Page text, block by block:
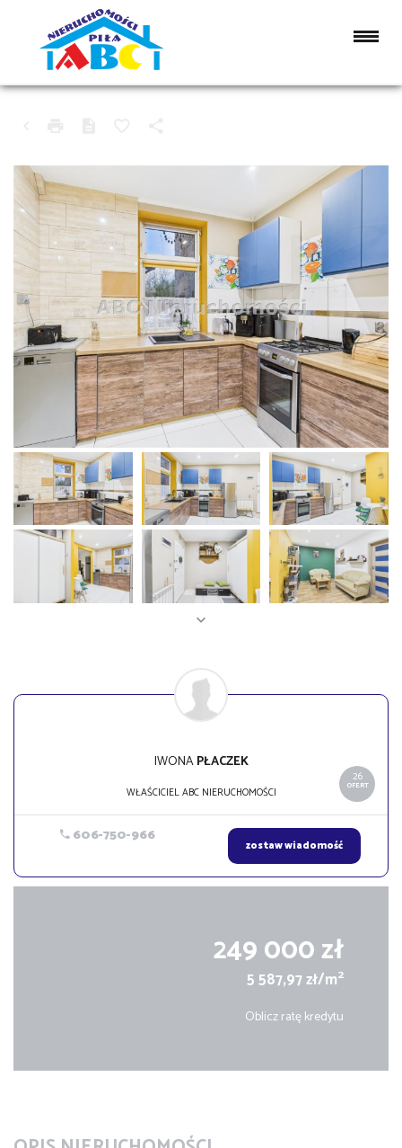
CHODZIEŻ
MIESZKANIE NA SPRZEDAŻ
26
OFERT
IWONAPŁACZEK
WŁAŚCICIEL ABC NIERUCHOMOŚCI
606-750-966 zostaw wiadomość
249 000 zł
5 587,97 zł/m2
Oblicz ratę kredytu